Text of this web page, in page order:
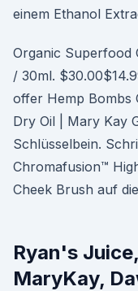
einem Ethanol
Organic Superfood
/ 30ml.
offer Hemp Bombs
Dry Oil | Mary Kay
Schlüsselbein.
Chromafusion™
Cheek Brush auf
Ryan's
MaryKay,